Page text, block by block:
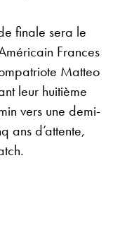
finale sera le
Frances
Matteo
leur huitième
vers une demi-
ans d’attente,